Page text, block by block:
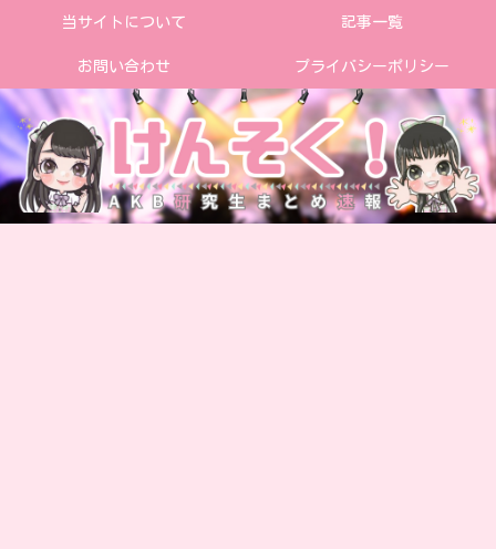
当サイトについて 記事一覧
お問い合わせ プライバシーポリシー